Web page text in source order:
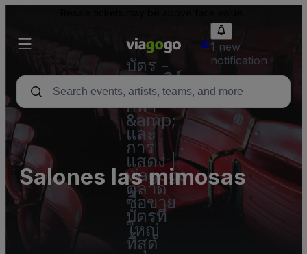
บัตร -
คอนเสิร์ต
บัตร
กีฬา
&amp;
และ
การ
แสดง |
viagogo
ตลาด
ซื้อขาย
บัตรที่
ใหญ่
ที่สุด
1 new
notification
Salones las mimosas